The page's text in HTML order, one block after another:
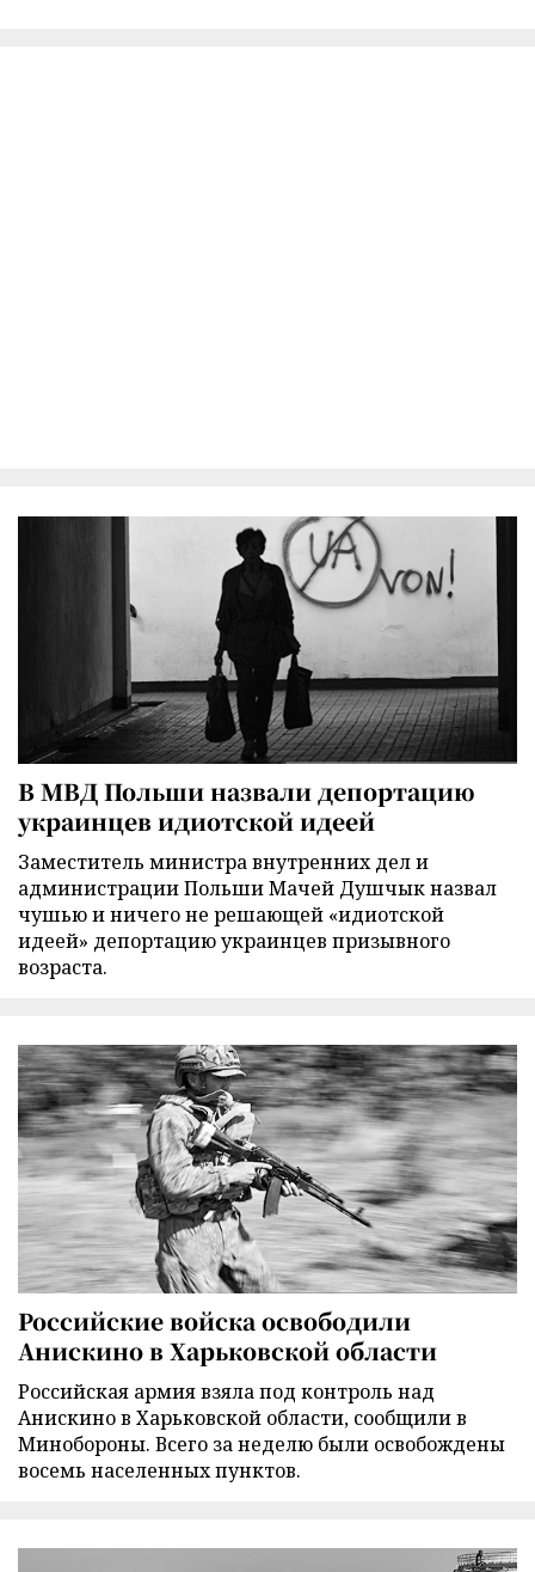
В МВД Польши назвали депортацию
украинцев идиотской идеей
Заместитель министра внутренних дел и
администрации Польши Мачей Душчык назвал
чушью и ничего не решающей «идиотской
идеей» депортацию украинцев призывного
возраста.
Российские войска освободили
Анискино в Харьковской области
Российская армия взяла под контроль над
Анискино в Харьковской области, сообщили в
Минобороны. Всего за неделю были освобождены
восемь населенных пунктов.